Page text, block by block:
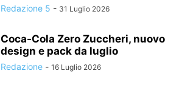
Redazione 5 - 31 Luglio 2026
Coca-Cola Zero Zuccheri, nuovo
design e pack da luglio
Redazione - 16 Luglio 2026